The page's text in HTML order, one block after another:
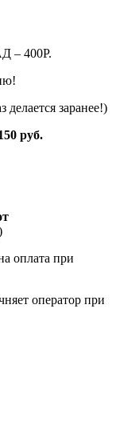
– 400Р.
делается заранее!)
руб.
оплата при
оператор при